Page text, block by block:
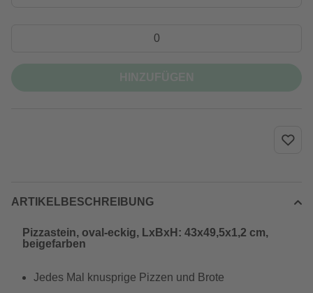
ARTIKELBESCHREIBUNG
Pizzastein, oval-eckig, LxBxH: 43x49,5x1,2 cm,
beigefarben
Jedes Mal knusprige Pizzen und Brote